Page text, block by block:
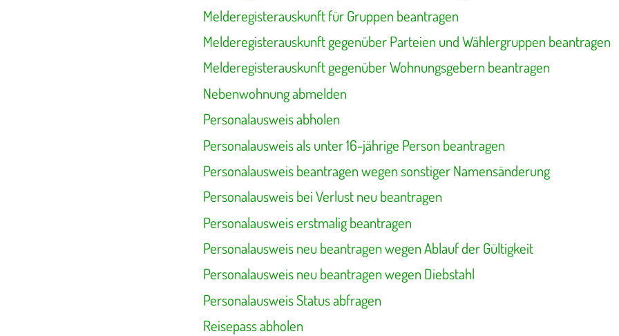
Melderegisterauskunft für Gruppen beantragen
Melderegisterauskunft gegenüber Parteien und Wählergruppen beantragen
Melderegisterauskunft gegenüber Wohnungsgebern beantragen
Nebenwohnung abmelden
Personalausweis abholen
Personalausweis als unter 16-jährige Person beantragen
Personalausweis beantragen wegen sonstiger Namensänderung
Personalausweis bei Verlust neu beantragen
Personalausweis erstmalig beantragen
Personalausweis neu beantragen wegen Ablauf der Gültigkeit
Personalausweis neu beantragen wegen Diebstahl
Personalausweis Status abfragen
Reisepass abholen